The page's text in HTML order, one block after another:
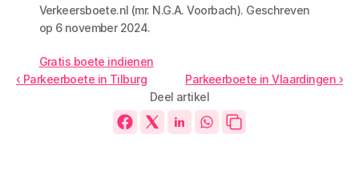
Verkeersboete.nl (mr. N.G.A. Voorbach). Geschreven
op 6 november 2024.
Gratis boete indienen
‹ Parkeerboete in Tilburg
Parkeerboete in Vlaardingen ›
Deel artikel